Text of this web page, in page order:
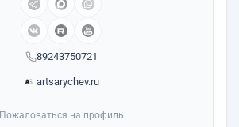
89243750721
artsarychev.ru
Пожаловаться на профиль